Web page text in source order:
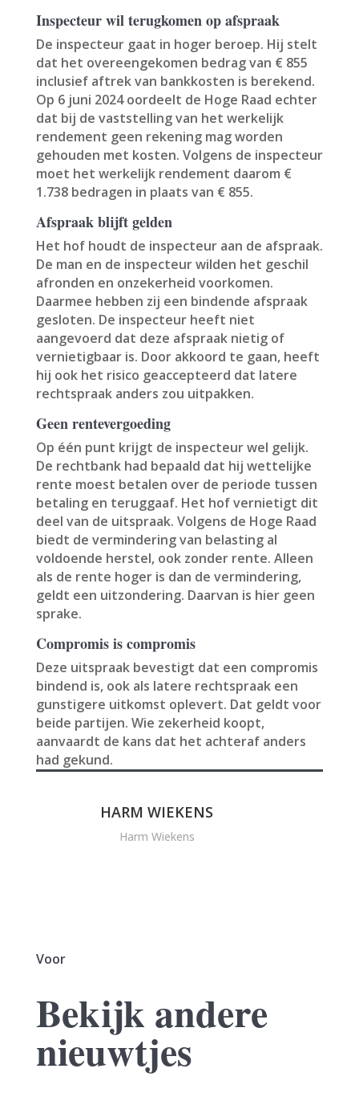
Inspecteur wil terugkomen op afspraak
De inspecteur gaat in hoger beroep. Hij stelt
dat het overeengekomen bedrag van € 855
inclusief aftrek van bankkosten is berekend.
Op 6 juni 2024 oordeelt de Hoge Raad echter
dat bij de vaststelling van het werkelijk
rendement geen rekening mag worden
gehouden met kosten. Volgens de inspecteur
moet het werkelijk rendement daarom €
1.738 bedragen in plaats van € 855.
Afspraak blijft gelden
Het hof houdt de inspecteur aan de afspraak.
De man en de inspecteur wilden het geschil
afronden en onzekerheid voorkomen.
Daarmee hebben zij een bindende afspraak
gesloten. De inspecteur heeft niet
aangevoerd dat deze afspraak nietig of
vernietigbaar is. Door akkoord te gaan, heeft
hij ook het risico geaccepteerd dat latere
rechtspraak anders zou uitpakken.
Geen rentevergoeding
Op één punt krijgt de inspecteur wel gelijk.
De rechtbank had bepaald dat hij wettelijke
rente moest betalen over de periode tussen
betaling en teruggaaf. Het hof vernietigt dit
deel van de uitspraak. Volgens de Hoge Raad
biedt de vermindering van belasting al
voldoende herstel, ook zonder rente. Alleen
als de rente hoger is dan de vermindering,
geldt een uitzondering. Daarvan is hier geen
sprake.
Compromis is compromis
Deze uitspraak bevestigt dat een compromis
bindend is, ook als latere rechtspraak een
gunstigere uitkomst oplevert. Dat geldt voor
beide partijen. Wie zekerheid koopt,
aanvaardt de kans dat het achteraf anders
had gekund.
HARM WIEKENS
Harm Wiekens
Voor
Bekijk andere
nieuwtjes